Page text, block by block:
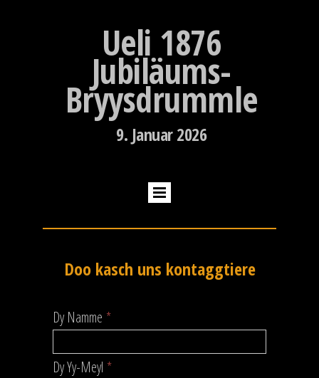
Ueli 1876
Jubiläums-
Bryysdrummle
9. Januar 2026
Doo kasch uns kontaggtiere
Dy Namme *
Dy Yy-Meyl *